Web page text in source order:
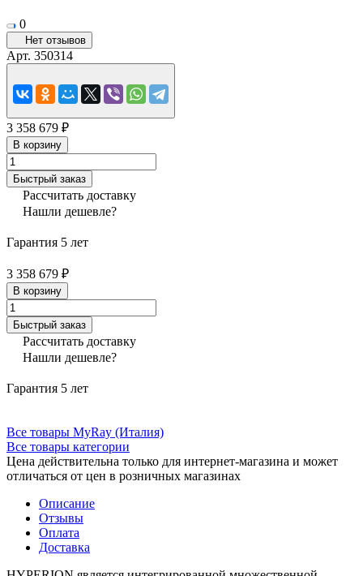
0
Нет отзывов
Арт. 350314
3 358 679 ₽
В корзину
Быстрый заказ
Рассчитать доставку
Нашли дешевле?
Гарантия 5 лет
3 358 679 ₽
В корзину
Быстрый заказ
Рассчитать доставку
Нашли дешевле?
Гарантия 5 лет
Все товары MyRay (Италия)
Все товары категории
Цена действительна только для интернет-магазина и может
отличаться от цен в розничных магазинах
Описание
Отзывы
Оплата
Доставка